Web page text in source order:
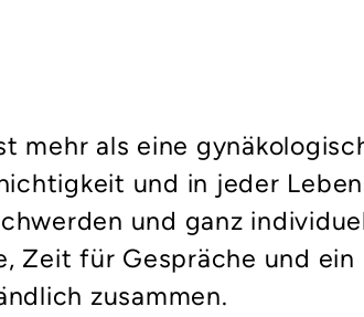
mehr als eine
und in jeder
und ganz
Zeit für Gespräche und
zusammen.